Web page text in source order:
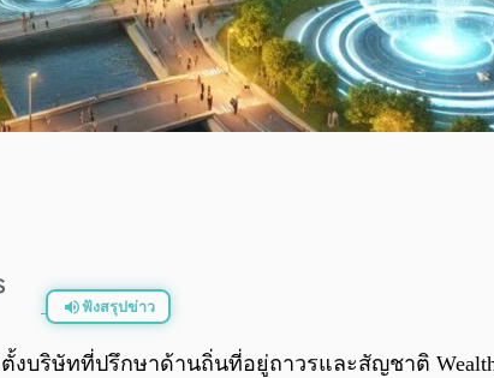
ฟังสรุปข่าว
งบริษัทที่ปรึกษาด้านถิ่นที่อยู่ถาวรและสัญชาติ